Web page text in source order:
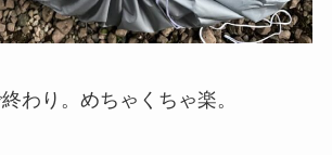
わり。めちゃくちゃ楽。